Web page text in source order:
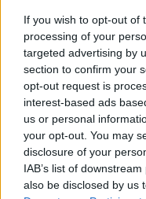
If you wish to opt-out of
processing of your
targeted advertising by
section to confirm your
opt-out request is
interest-based ads
us or personal
your opt-out. You may
disclosure of your
IAB’s list of
also be disclosed by us
hogy a kötetben
meghatározó része
Egy egész fejezetet
talán a kedvenc
volt. A szerelem
sokszor
ezt bizonyítják.
kaszárnyákban
börtönökben.
beleshetünk,